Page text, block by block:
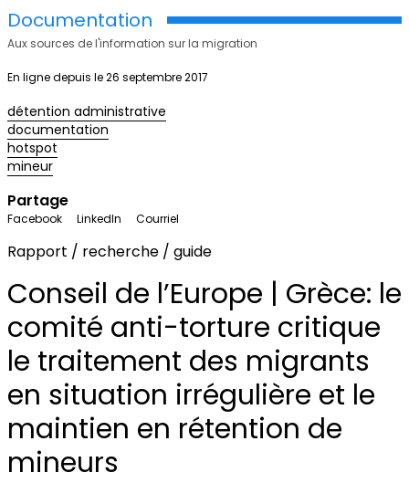
Documentation
Aux sources de l'information sur la migration
En ligne depuis le 26 septembre 2017
détention administrative
documentation
hotspot
mineur
Partage
Facebook LinkedIn Courriel
Rapport / recherche / guide
Conseil de l’Europe | Grèce: le
comité anti-torture critique
le traitement des migrants
en situation irrégulière et le
maintien en rétention de
mineurs